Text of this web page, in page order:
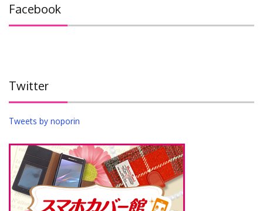
ブ
Facebook
Twitter
Tweets by noporin